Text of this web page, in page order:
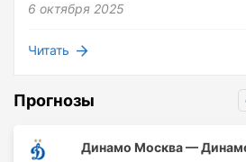
6 октября 2025
Читать
Прогнозы
Динамо Москва —